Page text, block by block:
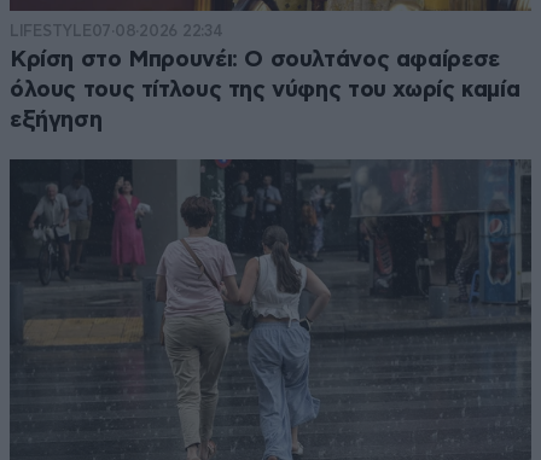
LIFESTYLE07·08·2026 22:34
Κρίση στο Μπρουνέι: Ο σουλτάνος αφαίρεσε
όλους τους τίτλους της νύφης του χωρίς καμία
εξήγηση